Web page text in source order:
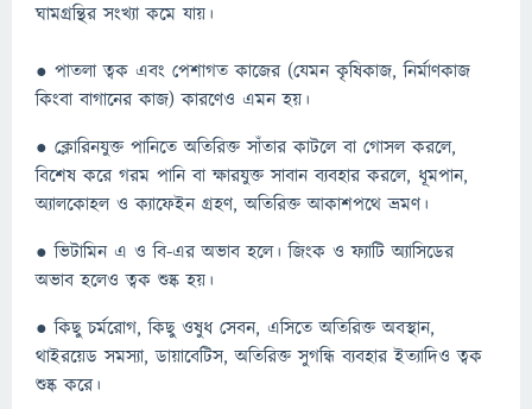
ঘামগ্রন্থির সংখ্যা কমে যায়।
● পাতলা ত্বক এবং পেশাগত কাজের (যেমন কৃষিকাজ, নির্মাণকাজ
কিংবা বাগানের কাজ) কারণেও এমন হয়।
● ক্লোরিনযুক্ত পানিতে অতিরিক্ত সাঁতার কাটলে বা গোসল করলে,
বিশেষ করে গরম পানি বা ক্ষারযুক্ত সাবান ব্যবহার করলে, ধূমপান,
অ্যালকোহল ও ক্যাফেইন গ্রহণ, অতিরিক্ত আকাশপথে ভ্রমণ।
● ভিটামিন এ ও বি-এর অভাব হলে। জিংক ও ফ্যাটি অ্যাসিডের
অভাব হলেও ত্বক শুষ্ক হয়।
● কিছু চর্মরোগ, কিছু ওষুধ সেবন, এসিতে অতিরিক্ত অবস্থান,
থাইরয়েড সমস্যা, ডায়াবেটিস, অতিরিক্ত সুগন্ধি ব্যবহার ইত্যাদিও ত্বক
শুষ্ক করে।